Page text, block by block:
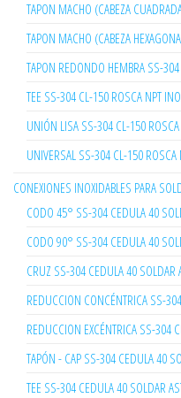
TAPON MACHO (CABEZA
TAPON MACHO (CABEZA
TAPON REDONDO HEMBRA SS-
TEE SS-304 CL-150 ROSCA NPT
UNIÓN LISA SS-304 CL-150 ROSCA
UNIVERSAL SS-304 CL-150 ROSCA
CONEXIONES INOXIDABLES PARA
CODO 45° SS-304 CEDULA 40
CODO 90° SS-304 CEDULA 40
CRUZ SS-304 CEDULA 40 SOLDAR
REDUCCION CONCÉNTRICA SS-
REDUCCION EXCÉNTRICA SS-304
TAPÓN - CAP SS-304 CEDULA 40
TEE SS-304 CEDULA 40 SOLDAR